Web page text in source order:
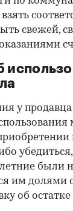
свежей,
у продавца
были
им долями
об